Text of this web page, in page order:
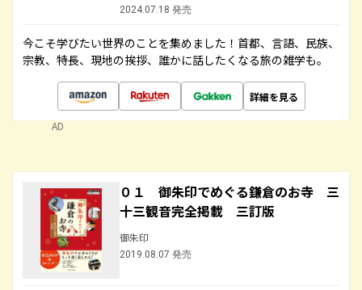
2024.07.18 発売
今こそ学びたい世界のことを集めました！首都、言語、民族、
宗教、特長、現地の挨拶、誰かに話したくなる旅の雑学も。
詳細を見る
AD
０１ 御朱印でめぐる鎌倉のお寺 三
十三観音完全掲載 三訂版
御朱印
2019.08.07 発売